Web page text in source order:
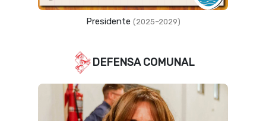
Vicepresidente(2023–2027)
DEFENSA COMUNAL